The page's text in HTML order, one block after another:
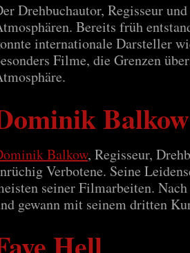
Drehbuchautor, Regisseur
Bereits früh
internationale Darsteller
Filme, die Grenzen
Balkow
Balkow, Regisseur,
Verbotene. Seine
seiner Filmarbeiten.
gewann mit seinem dritten